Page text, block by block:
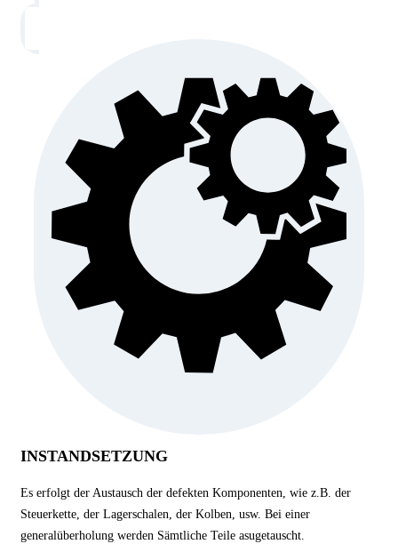
INSTANDSETZUNG
Es erfolgt der Austausch der defekten Komponenten, wie z.B. der
Steuerkette, der Lagerschalen, der Kolben, usw. Bei einer
generalüberholung werden Sämtliche Teile asugetauscht.